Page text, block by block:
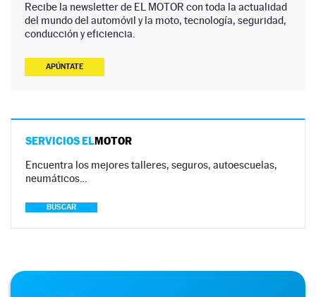
Recibe la newsletter de EL MOTOR con toda la actualidad
del mundo del automóvil y la moto, tecnología, seguridad,
conducción y eficiencia.
APÚNTATE
SERVICIOS ELMOTOR
Encuentra los mejores talleres, seguros, autoescuelas,
neumáticos…
BUSCAR